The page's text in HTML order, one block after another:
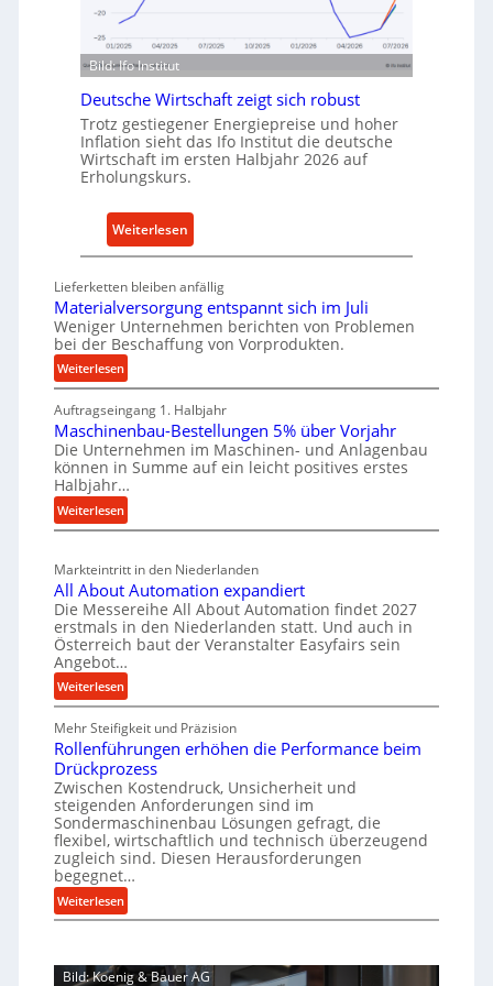
t
r
i
e
-
E
s
t
z
t
i
l
e
n
n
ü
r
n
a
c
h
a
t
i
g
e
W
r
k
z
e
u
p
r
o
e
s
s
Bild: Ifo Institut
Deutsche Wirtschaft zeigt sich robust
Trotz gestiegener Energiepreise und hoher
Inflation sieht das Ifo Institut die deutsche
Wirtschaft im ersten Halbjahr 2026 auf
Erholungskurs.
Weiterlesen
D
u
t
s
h
e
W
s
h
a
f
t
i
g
t
s
i
c
h
b
s
Lieferketten bleiben anfällig
Materialversorgung entspannt sich im Juli
Weniger Unternehmen berichten von Problemen
bei der Beschaffung von Vorprodukten.
Weiterlesen:
M
a
t
e
r
i
a
l
e
r
s
o
u
n
g
e
n
t
s
p
a
n
n
i
Auftragseingang 1. Halbjahr
Maschinenbau-Bestellungen 5% über Vorjahr
Die Unternehmen im Maschinen- und Anlagenbau
können in Summe auf ein leicht positives erstes
Halbjahr…
Weiterlesen:
M
s
c
h
i
n
e
n
a
u
B
e
s
t
e
l
n
Markteintritt in den Niederlanden
All About Automation expandiert
Die Messereihe All About Automation findet 2027
erstmals in den Niederlanden statt. Und auch in
Österreich baut der Veranstalter Easyfairs sein
Angebot…
Weiterlesen:
A
l
l
A
b
o
u
t
u
t
a
Mehr Steifigkeit und Präzision
Rollenführungen erhöhen die Performance beim
Drückprozess
Zwischen Kostendruck, Unsicherheit und
steigenden Anforderungen sind im
Sondermaschinenbau Lösungen gefragt, die
flexibel, wirtschaftlich und technisch überzeugend
zugleich sind. Diesen Herausforderungen
begegnet…
Weiterlesen:
R
l
Bild: Koenig & Bauer AG